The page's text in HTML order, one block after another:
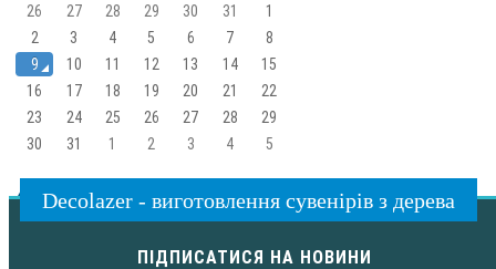
26
27 28 29 30 31
1
2
3 4 5 6 7
8
9
10 11 12 13 14
15
16
17 18 19 20 21
22
23
24 25 26 27 28
29
30
31 1 2 3 4 5
Decolazer - виготовлення сувенірів з дерева
ПІДПИСАТИСЯ НА НОВИНИ